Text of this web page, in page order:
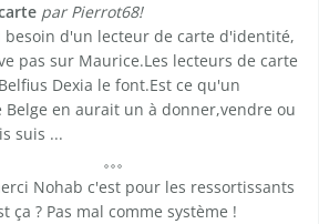
par Pierrot68!
besoin d'un lecteur de carte d'identité,
pas sur Maurice.Les lecteurs de carte
Dexia le font.Est ce qu'un
Belge en aurait un à donner,vendre ou
suis ...
Nohab c'est pour les ressortissants
ça ? Pas mal comme système !